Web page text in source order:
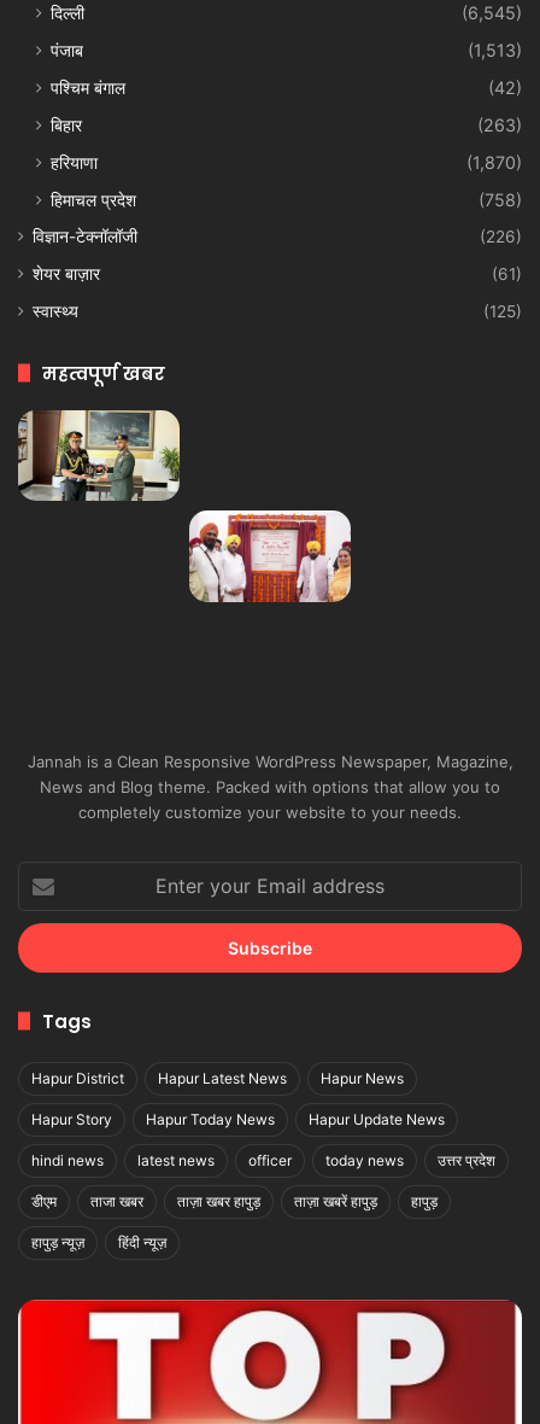
दिल्ली
(6,545)
पंजाब
(1,513)
पश्चिम बंगाल
(42)
बिहार
(263)
हरियाणा
(1,870)
हिमाचल प्रदेश
(758)
विज्ञान-टेक्नॉलॉजी
(226)
शेयर बाज़ार
(61)
स्वास्थ्य
(125)
महत्वपूर्ण खबर
Jannah is a Clean Responsive WordPress Newspaper, Magazine,
News and Blog theme. Packed with options that allow you to
completely customize your website to your needs.
your
Email
address
Tags
Hapur District Hapur Latest News Hapur News
Hapur Story Hapur Today News Hapur Update News
hindi news latest news officer today news उत्तर प्रदेश
डीएम ताजा खबर ताज़ा खबर हापुड़ ताज़ा खबरें हापुड़ हापुड़
हापुड़ न्यूज़ हिंदी न्यूज़